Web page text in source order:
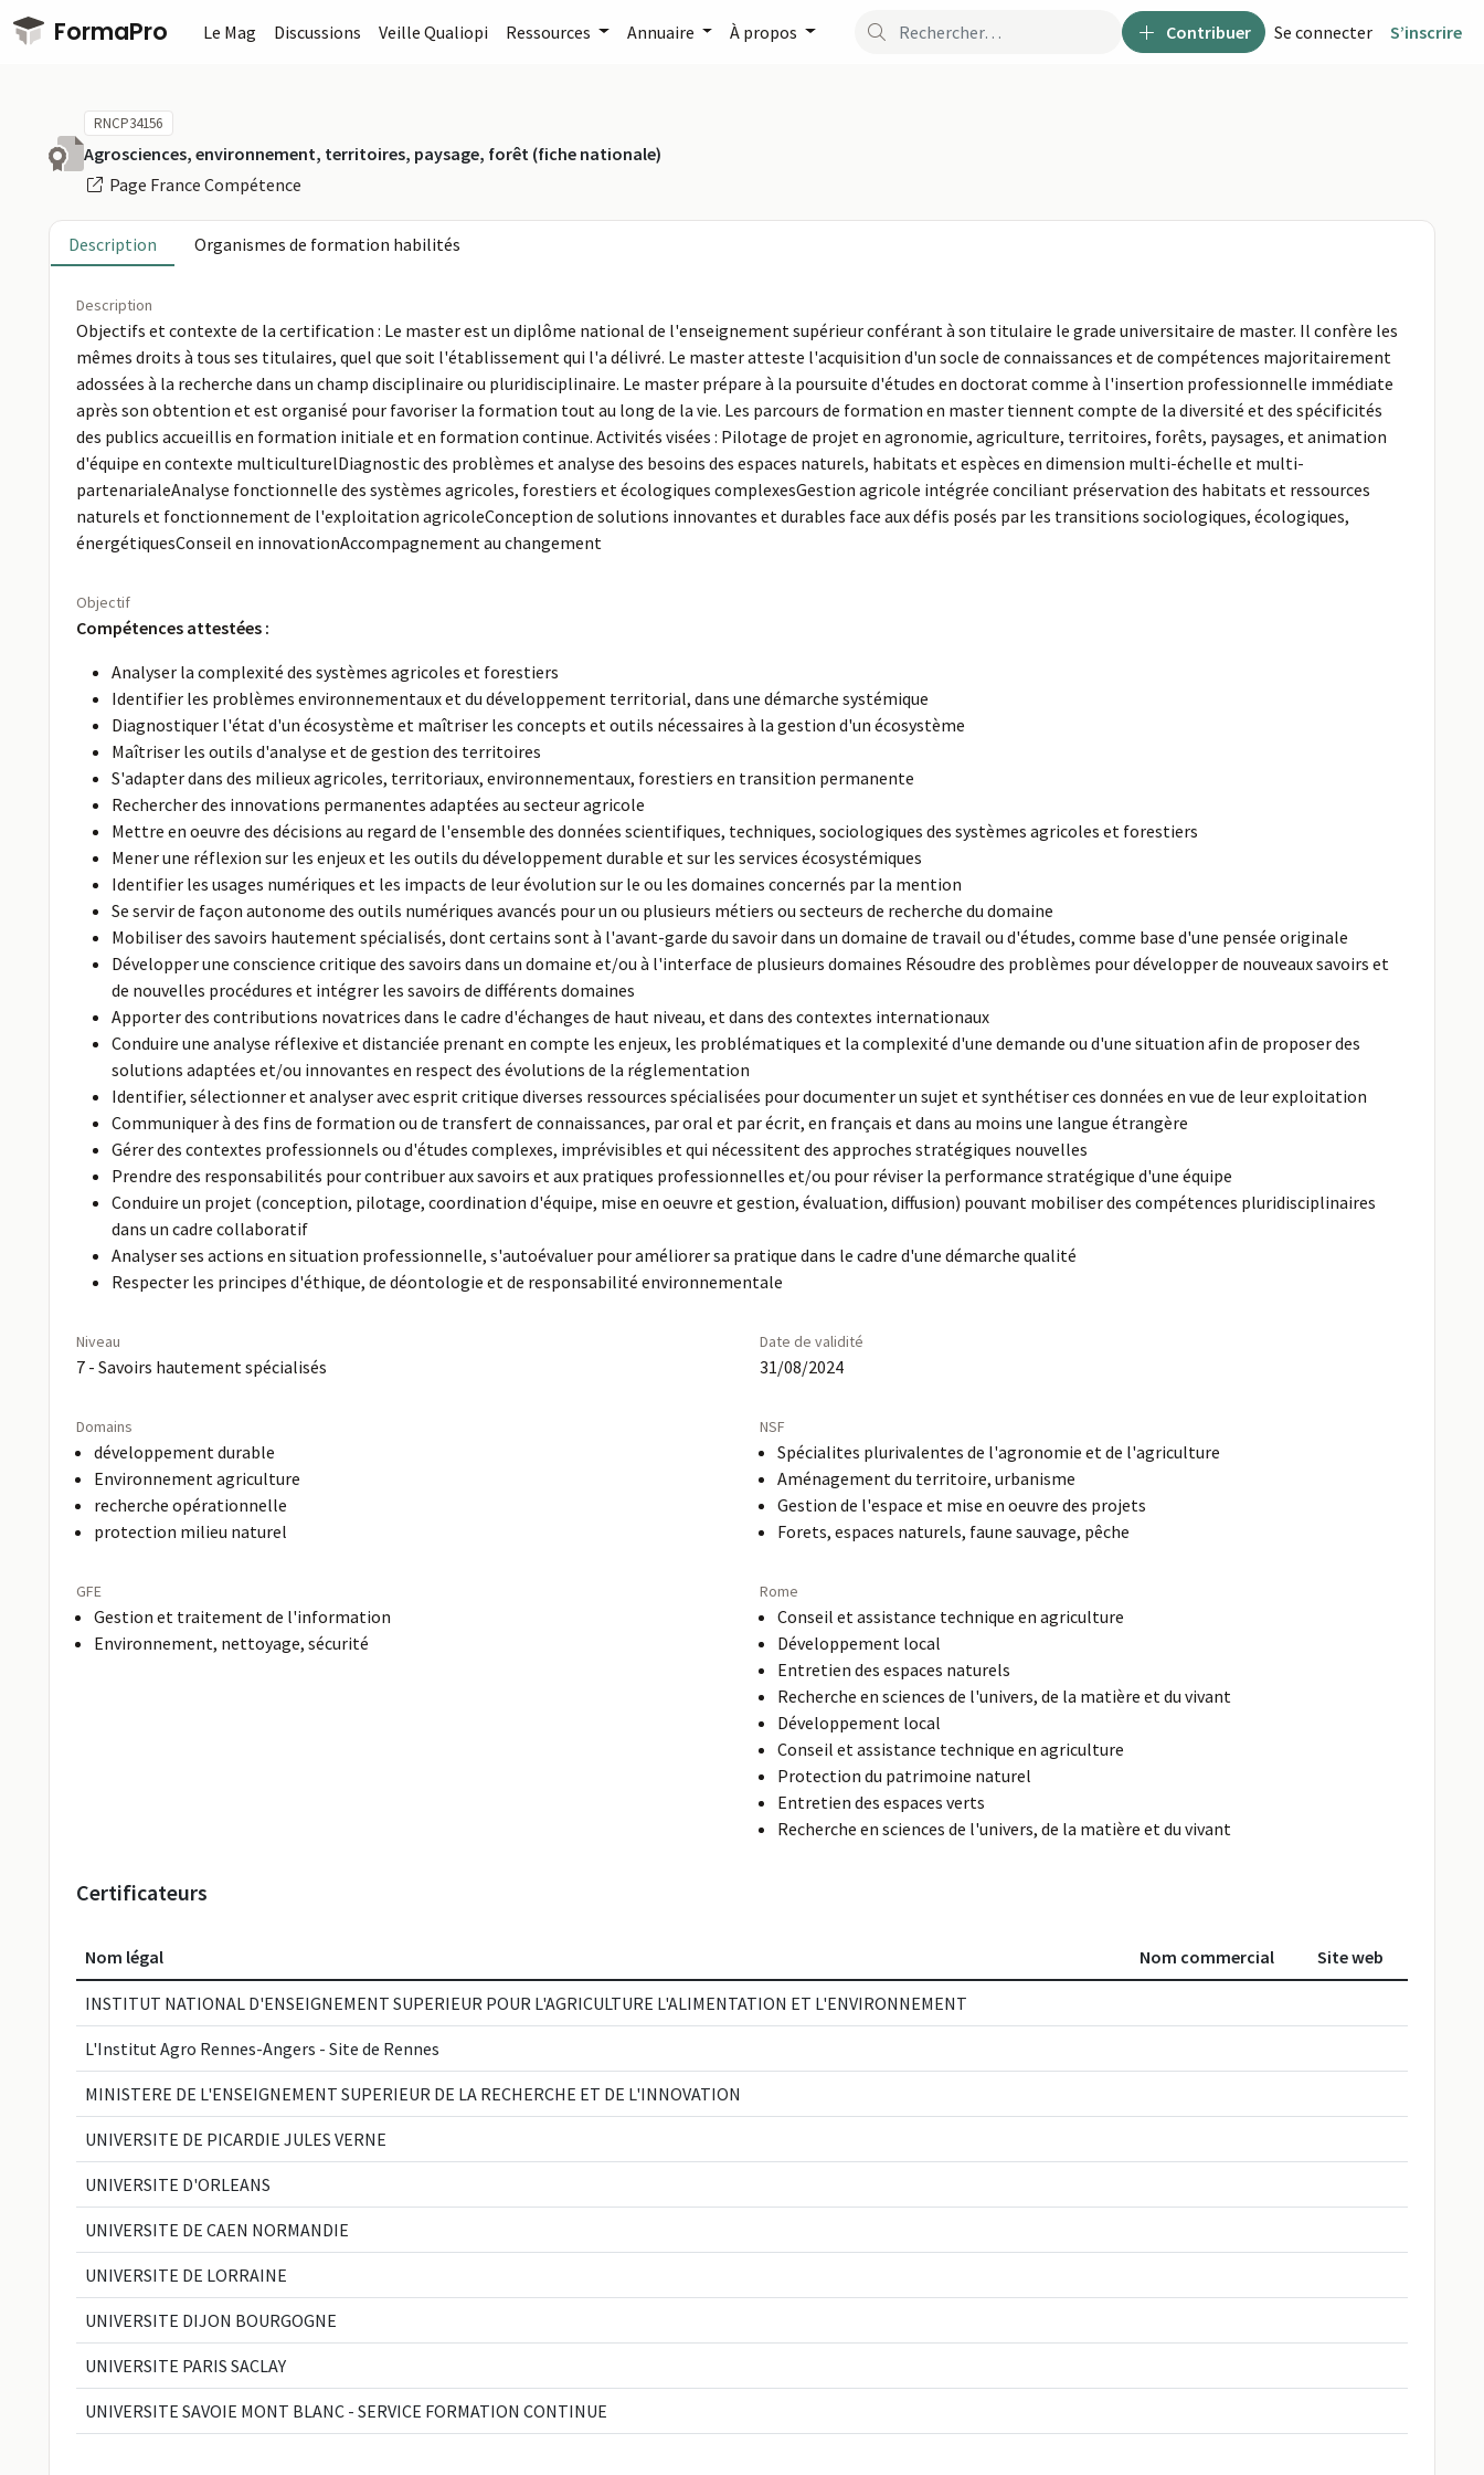
Passer au contenu principal
FormaPro Contribuer Se connecter S’inscrire
Le Mag Discussions Veille Qualiopi Ressources Annuaire À propos
RNCP34156
Agrosciences, environnement, territoires, paysage, forêt (fiche nationale)
Page France Compétence
Description Organismes de formation habilités
Description
Objectifs et contexte de la certification : Le master est un diplôme national de l'enseignement supérieur conférant à son titulaire le grade universitaire de master. Il confère les
mêmes droits à tous ses titulaires, quel que soit l'établissement qui l'a délivré. Le master atteste l'acquisition d'un socle de connaissances et de compétences majoritairement
adossées à la recherche dans un champ disciplinaire ou pluridisciplinaire. Le master prépare à la poursuite d'études en doctorat comme à l'insertion professionnelle immédiate
après son obtention et est organisé pour favoriser la formation tout au long de la vie. Les parcours de formation en master tiennent compte de la diversité et des spécificités
des publics accueillis en formation initiale et en formation continue. Activités visées : Pilotage de projet en agronomie, agriculture, territoires, forêts, paysages, et animation
d'équipe en contexte multiculturelDiagnostic des problèmes et analyse des besoins des espaces naturels, habitats et espèces en dimension multi-échelle et multi-
partenarialeAnalyse fonctionnelle des systèmes agricoles, forestiers et écologiques complexesGestion agricole intégrée conciliant préservation des habitats et ressources
naturels et fonctionnement de l'exploitation agricoleConception de solutions innovantes et durables face aux défis posés par les transitions sociologiques, écologiques,
énergétiquesConseil en innovationAccompagnement au changement
Objectif
Compétences attestées :
Analyser la complexité des systèmes agricoles et forestiers
Identifier les problèmes environnementaux et du développement territorial, dans une démarche systémique
Diagnostiquer l'état d'un écosystème et maîtriser les concepts et outils nécessaires à la gestion d'un écosystème
Maîtriser les outils d'analyse et de gestion des territoires
S'adapter dans des milieux agricoles, territoriaux, environnementaux, forestiers en transition permanente
Rechercher des innovations permanentes adaptées au secteur agricole
Mettre en oeuvre des décisions au regard de l'ensemble des données scientifiques, techniques, sociologiques des systèmes agricoles et forestiers
Mener une réflexion sur les enjeux et les outils du développement durable et sur les services écosystémiques
Identifier les usages numériques et les impacts de leur évolution sur le ou les domaines concernés par la mention
Se servir de façon autonome des outils numériques avancés pour un ou plusieurs métiers ou secteurs de recherche du domaine
Mobiliser des savoirs hautement spécialisés, dont certains sont à l'avant-garde du savoir dans un domaine de travail ou d'études, comme base d'une pensée originale
Développer une conscience critique des savoirs dans un domaine et/ou à l'interface de plusieurs domaines Résoudre des problèmes pour développer de nouveaux savoirs et
de nouvelles procédures et intégrer les savoirs de différents domaines
Apporter des contributions novatrices dans le cadre d'échanges de haut niveau, et dans des contextes internationaux
Conduire une analyse réflexive et distanciée prenant en compte les enjeux, les problématiques et la complexité d'une demande ou d'une situation afin de proposer des
solutions adaptées et/ou innovantes en respect des évolutions de la réglementation
Identifier, sélectionner et analyser avec esprit critique diverses ressources spécialisées pour documenter un sujet et synthétiser ces données en vue de leur exploitation
Communiquer à des fins de formation ou de transfert de connaissances, par oral et par écrit, en français et dans au moins une langue étrangère
Gérer des contextes professionnels ou d'études complexes, imprévisibles et qui nécessitent des approches stratégiques nouvelles
Prendre des responsabilités pour contribuer aux savoirs et aux pratiques professionnelles et/ou pour réviser la performance stratégique d'une équipe
Conduire un projet (conception, pilotage, coordination d'équipe, mise en oeuvre et gestion, évaluation, diffusion) pouvant mobiliser des compétences pluridisciplinaires
dans un cadre collaboratif
Analyser ses actions en situation professionnelle, s'autoévaluer pour améliorer sa pratique dans le cadre d'une démarche qualité
Respecter les principes d'éthique, de déontologie et de responsabilité environnementale
Niveau
7 - Savoirs hautement spécialisés
Date de validité
31/08/2024
Domains
développement durable
Environnement agriculture
recherche opérationnelle
protection milieu naturel
NSF
Spécialites plurivalentes de l'agronomie et de l'agriculture
Aménagement du territoire, urbanisme
Gestion de l'espace et mise en oeuvre des projets
Forets, espaces naturels, faune sauvage, pêche
GFE
Gestion et traitement de l'information
Environnement, nettoyage, sécurité
Rome
Conseil et assistance technique en agriculture
Développement local
Entretien des espaces naturels
Recherche en sciences de l'univers, de la matière et du vivant
Développement local
Conseil et assistance technique en agriculture
Protection du patrimoine naturel
Entretien des espaces verts
Recherche en sciences de l'univers, de la matière et du vivant
Certificateurs
Nom légal Nom commercial Site web
INSTITUT NATIONAL D'ENSEIGNEMENT SUPERIEUR POUR L'AGRICULTURE L'ALIMENTATION ET L'ENVIRONNEMENT
L'Institut Agro Rennes-Angers - Site de Rennes
MINISTERE DE L'ENSEIGNEMENT SUPERIEUR DE LA RECHERCHE ET DE L'INNOVATION
UNIVERSITE DE PICARDIE JULES VERNE
UNIVERSITE D'ORLEANS
UNIVERSITE DE CAEN NORMANDIE
UNIVERSITE DE LORRAINE
UNIVERSITE DIJON BOURGOGNE
UNIVERSITE PARIS SACLAY
UNIVERSITE SAVOIE MONT BLANC - SERVICE FORMATION CONTINUE